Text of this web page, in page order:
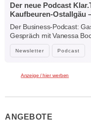
Newsletter Podcast
Der neue Podcast
Kaufbeuren-Ostallgäu
Verbindungen
Der Business-Podcast:
Gespräch mit Vanessa
Anzeige / hier werben
ANGEBOTE